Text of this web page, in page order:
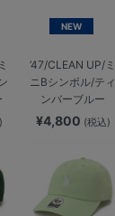
NEW
’47/CLEAN UP/ミ
ニBシンボル/ティ
ンバーブルー
¥4,800 (税込)